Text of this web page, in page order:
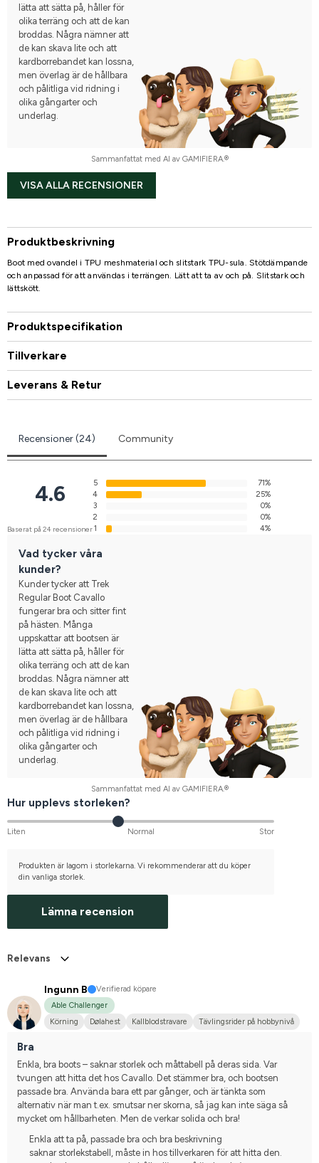
lätta att sätta på, håller för
olika terräng och att de kan
broddas. Några nämner att
de kan skava lite och att
kardborrebandet kan lossna,
men överlag är de hållbara
och pålitliga vid ridning i
olika gångarter och
underlag.
Sammanfattat med AI av GAMIFIERA.®
VISA ALLA RECENSIONER
Produktbeskrivning
Boot med ovandel i TPU meshmaterial och slitstark TPU-sula. Stötdämpande
och anpassad för att användas i terrängen. Lätt att ta av och på. Slitstark och
lättskött.
Produktspecifikation
Tillverkare
Leverans & Retur
Recensioner (24) Community
4.6
Baserat på 24 recensioner
5
71%
4
25%
3
0%
2
0%
1
4%
Vad tycker våra
kunder?
Kunder tycker att Trek
Regular Boot Cavallo
fungerar bra och sitter fint
på hästen. Många
uppskattar att bootsen är
lätta att sätta på, håller för
olika terräng och att de kan
broddas. Några nämner att
de kan skava lite och att
kardborrebandet kan lossna,
men överlag är de hållbara
och pålitliga vid ridning i
olika gångarter och
underlag.
Sammanfattat med AI av GAMIFIERA.®
Hur upplevs storleken?
Liten Normal Stor
Produkten är lagom i storlekarna. Vi rekommenderar att du köper
din vanliga storlek.
Lämna recension
Relevans
Ingunn B
Verifierad köpare
Able Challenger
Körning
Dølahest Kallblodstravare Tävlingsrider på hobbynivå
Bra
Enkla, bra boots – saknar storlek och måttabell på deras sida. Var
tvungen att hitta det hos Cavallo. Det stämmer bra, och bootsen
passade bra. Använda bara ett par gånger, och är tänkta som
alternativ när man t.ex. smutsar ner skorna, så jag kan inte säga så
mycket om hållbarheten. Men de verkar solida och bra!
Enkla att ta på, passade bra och bra beskrivning
saknar storlekstabell, måste in hos tillverkaren för att hitta den.